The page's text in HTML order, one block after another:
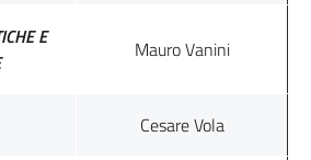
E
Mauro Vanini
Cesare Vola